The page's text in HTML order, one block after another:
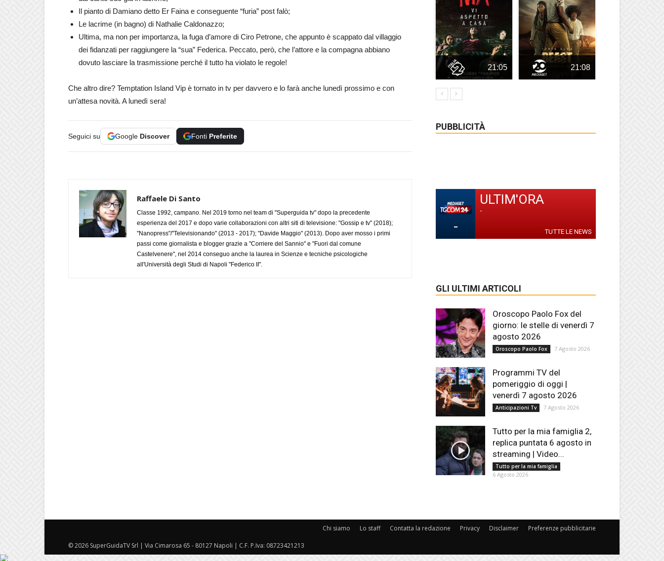
Il pianto di Damiano detto Er Faina e conseguente “furia” post falò;
Le lacrime (in bagno) di Nathalie Caldonazzo;
Ultima, ma non per importanza, la fuga d’amore di Ciro Petrone, che appunto è scappato dal villaggio
dei fidanzati per raggiungere la “sua” Federica. Peccato, però, che l’attore e la compagna abbiano
dovuto lasciare la trasmissione perché il tutto ha violato le regole!
Che altro dire? Temptation Island Vip è tornato in tv per davvero e lo farà anche lunedì prossimo e con
un’attesa novità. A lunedì sera!
Seguici su Google Discover Fonti Preferite
Raffaele Di Santo
Classe 1992, campano. Nel 2019 torno nel team di "Superguida tv" dopo la precedente
esperienza del 2017 e dopo varie collaborazioni con altri siti di televisione: "Gossip e tv" (2018);
"Nanopress"/"Televisionando" (2013 - 2017); "Davide Maggio" (2013). Dopo aver mosso i primi
passi come giornalista e blogger grazie a "Corriere del Sannio" e "Fuori dal comune
Castelvenere", nel 2014 conseguo anche la laurea in Scienze e tecniche psicologiche
all'Università degli Studi di Napoli "Federico II".
21:05 21:08
PUBBLICITÀ
-
ULTIM'ORA
-
TUTTE LE NEWS
GLI ULTIMI ARTICOLI
Oroscopo Paolo Fox del
giorno: le stelle di venerdì 7
agosto 2026
Oroscopo Paolo Fox 7 Agosto 2026
Programmi TV del
pomeriggio di oggi |
venerdì 7 agosto 2026
Anticipazioni Tv 7 Agosto 2026
Tutto per la mia famiglia 2,
replica puntata 6 agosto in
streaming | Video...
Tutto per la mia famiglia
6 Agosto 2026
Chi siamo Lo staff Contatta la redazione Privacy Disclaimer Preferenze pubblicitarie
© 2026 SuperGuidaTV Srl | Via Cimarosa 65 - 80127 Napoli | C.F. P.Iva: 08723421213